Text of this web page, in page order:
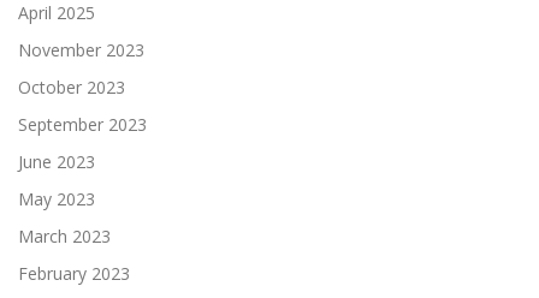
April 2025
November 2023
October 2023
September 2023
June 2023
May 2023
March 2023
February 2023